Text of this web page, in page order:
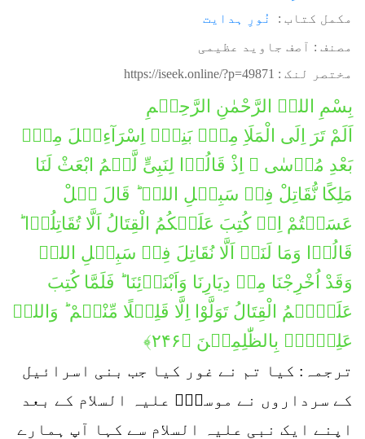
مکمل کتاب : نُورِ ہدایت
مصنف : آصف جاوید عظیمی
مختصر لنک : https://iseek.online/?p=49871
بِسْمِ اللہِ الرَّحْمٰنِ الرَّحِیۡمِ
اَلَمْ تَرَ اِلَی الْمَلَاِ مِنۡۢ بَنِیۡۤ اِسْرَآءِیۡلَ مِنۡۢ
بَعْدِ مُوۡسٰی ۘ اِذْ قَالُوۡا لِنَبِیٍّ لَّہُمُ ابْعَثْ لَنَا
مَلِكًا نُّقَاتِلْ فِیۡ سَبِیۡلِ اللہِ ؕ قَالَ ہَلْ
عَسَیۡتُمْ اِنۡ كُتِبَ عَلَیۡكُمُ الْقِتَالُ اَلَّا تُقَاتِلُوۡا ؕ
قَالُوۡا وَمَا لَنَاۤ اَلَّا نُقَاتِلَ فِیۡ سَبِیۡلِ اللہِ
وَقَدْ اُخْرِجْنَا مِنۡ دِیَارِنَا وَاَبْنَاۤئِنَا ؕ فَلَمَّا كُتِبَ
عَلَیۡہِمُ الْقِتَالُ تَوَلَّوْا اِلَّا قَلِیۡلًا مِّنْہُمْ ؕ وَاللہُ
عَلِیۡمٌۢ بِالظّٰلِمِیۡنَ ﴿۲۴۶﴾
ترجمہ: کیا تم نے غور کیا جب بنی اسرائیل
کے سرداروں نے موسیٰؑ علیہ السلام کے بعد
اپنے ایک نبی علیہ السلام سے کہا آپ ہمارے